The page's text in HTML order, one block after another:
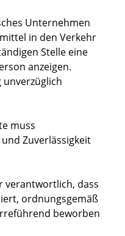
Unternehmen
in den Verkehr
Stelle eine
anzeigen.
unverzüglich
muss
Zuverlässigkeit
verantwortlich, dass
ordnungsgemäß
beworben